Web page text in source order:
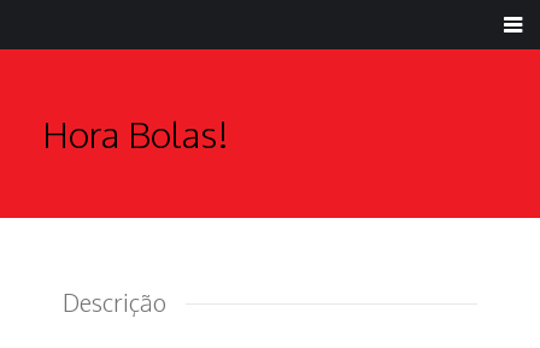
Hora Bolas!
Descrição